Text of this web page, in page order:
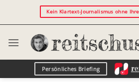
Kein Klartext-Journalismus ohne
Persönliches Briefing